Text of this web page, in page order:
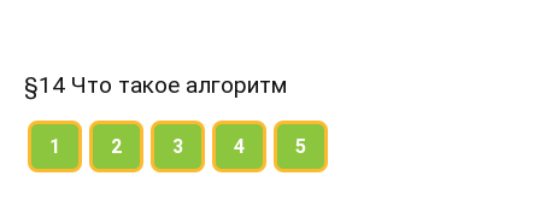
§14 Что такое алгоритм
1 2 3 4 5